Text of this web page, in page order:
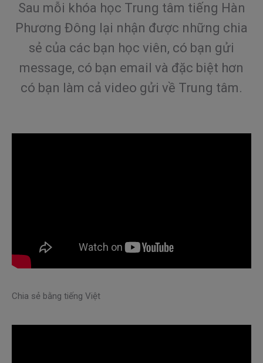
Sau mỗi khóa học Trung tâm tiếng Hàn
Phương Đông lại nhận được những chia
sẻ của các bạn học viên, có bạn gửi
message, có bạn email và đặc biệt hơn
có bạn làm cả video gửi về Trung tâm.
Chia sẻ bằng tiếng Việt